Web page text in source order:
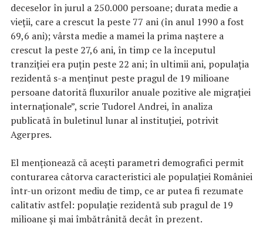
deceselor în jurul a 250.000 persoane; durata medie a
vieţii, care a crescut la peste 77 ani (în anul 1990 a fost
69,6 ani); vârsta medie a mamei la prima naştere a
crescut la peste 27,6 ani, în timp ce la începutul
tranziţiei era puţin peste 22 ani; în ultimii ani, populaţia
rezidentă s-a menţinut peste pragul de 19 milioane
persoane datorită fluxurilor anuale pozitive ale migraţiei
internaţionale”, scrie Tudorel Andrei, în analiza
publicată în buletinul lunar al instituţiei, potrivit
Agerpres.
El menţionează că aceşti parametri demografici permit
conturarea câtorva caracteristici ale populaţiei României
într-un orizont mediu de timp, ce ar putea fi rezumate
calitativ astfel: populaţie rezidentă sub pragul de 19
milioane şi mai îmbătrânită decât în prezent.